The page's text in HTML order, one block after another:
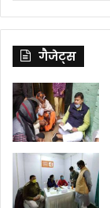
गैजेट्स